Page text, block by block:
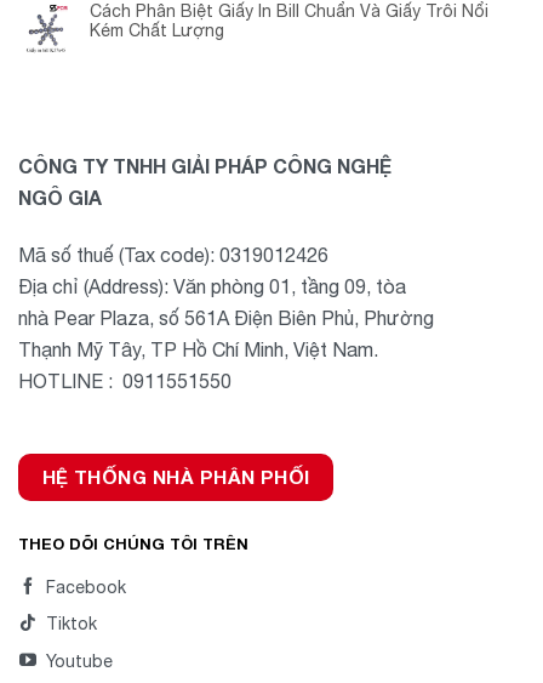
Cách Phân Biệt Giấy In Bill Chuẩn Và Giấy Trôi Nổi
Kém Chất Lượng
CÔNG TY TNHH GIẢI PHÁP CÔNG NGHỆ
NGÔ GIA
Mã số thuế (Tax code): 0319012426
Địa chỉ (Address): Văn phòng 01, tầng 09, tòa
nhà Pear Plaza, số 561A Điện Biên Phủ, Phường
Thạnh Mỹ Tây, TP Hồ Chí Minh, Việt Nam.
HOTLINE : 0911551550
HỆ THỐNG NHÀ PHÂN PHỐI
THEO DÕI CHÚNG TÔI TRÊN
Facebook
Tiktok
Youtube